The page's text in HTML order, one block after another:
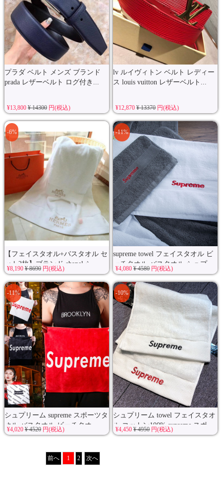
プラダ ベルト メンズ ブランド
prada レザーベルト ログ付き...
¥13,800 ¥ 14300円(税込)
lv ルイヴィトン ベルト レディー
ス louis vuitton レザーベルト...
¥12,870¥ 13370円(税込)
【フェイスタオル+バスタオル セ
ット2枚】ブランド chanel シ...
-6%
¥8,190 ¥ 8690円(税込)
supreme towel フェイスタオル ビ
ーチタオル バスタオル シュプ...
-11%
¥4,080¥ 4580円(税込)
シュプリーム supreme スポーツタ
オル バスタオル ビーチタオ...
-11%
¥4,020 ¥ 4520円(税込)
シュプリーム towel フェイスタオ
ル コットン100% supreme スポ
ー...
-10%
¥4,450¥ 4950円(税込)
前へ 1 2 次へ